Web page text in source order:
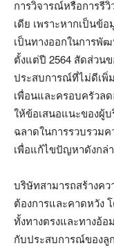
การวิจารณ์หรือการรี
เดีย เพราะหากเป็นข้
เป็นทางออกในการพั
ตั้งแต่ปี 2564 สัดส่วน
ประสบการณ์ที่ไม่ดีเพิ่
เพื่อนและครอบครัวล
ให้ข้อเสนอแนะของผู้
ฉลาดในการรวบรวม
เพื่อแก้ไขปัญหาดังกล่
บริษัทสามารถสร้างค
ต้องการและคาดหวัง
ทั้งทางตรงและทางอ้
กับประสบการณ์ของลู